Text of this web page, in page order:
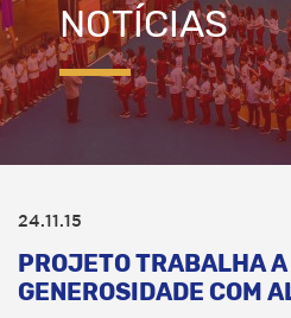
NOTÍCIAS
24.11.15
PROJETO TRABALHA
GENEROSIDADE COM